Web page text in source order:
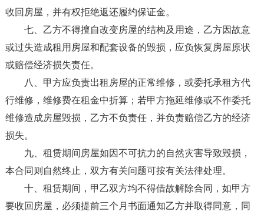
收回房屋，并有权拒绝返还履约保证金。
七、乙方不得擅自改变房屋的结构及用途，乙方因故意
或过失造成租用房屋和配套设备的毁损，应负恢复房屋原状
或赔偿经济损失责任。
八、甲方应负责出租房屋的正常维修，或委托承租方代
行维修，维修费在租金中折算；若甲方拖延维修或不作委托
维修造成房屋毁损，乙方不负责任，并负责赔偿乙方的经济
损失。
九、租赁期间房屋如因不可抗力的自然灾害导致毁损，
本合同则自然终止，双方有关问题可按有关法律处理。
十、租赁期间，甲乙双方均不得借故解除合同，如甲方
要收回房屋，必须提前三个月书面通知乙方并取得同意，同